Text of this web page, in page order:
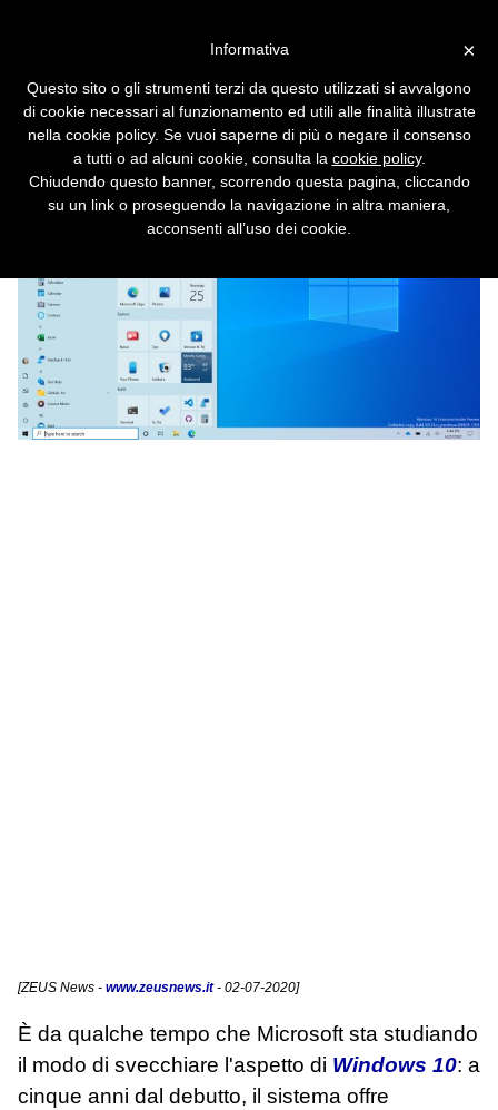
Start
[ZEUS News - www.zeusnews.it- 02-07-2020]
È da qualche tempo che Microsoft sta studiando
il modo di svecchiare l'aspetto di Windows 10: a
cinque anni dal debutto, il sistema offre
×
Informativa
Questo sito o gli strumenti terzi da questo utilizzati si avvalgono
di cookie necessari al funzionamento ed utili alle finalità illustrate
nella cookie policy. Se vuoi saperne di più o negare il consenso
a tutti o ad alcuni cookie, consulta la cookie policy.
Chiudendo questo banner, scorrendo questa pagina, cliccando
su un link o proseguendo la navigazione in altra maniera,
acconsenti all’uso dei cookie.